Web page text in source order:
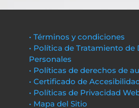
• Términos y condiciones
• Política de Tratamiento de
Personales
• Políticas de derechos de
• Certificado de
• Políticas de Privacidad
• Mapa del Sitio